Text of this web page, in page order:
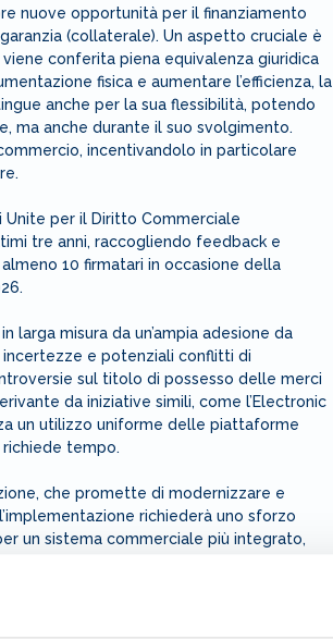
nuove opportunità per il finanziamento
(collaterale). Un aspetto cruciale è
viene conferita piena equivalenza giuridica
fisica e aumentare l’efficienza, la
anche per la sua flessibilità, potendo
ma anche durante il suo svolgimento.
incentivandolo in particolare
Unite per il Diritto Commerciale
tre anni, raccogliendo feedback e
10 firmatari in occasione della
larga misura da un’ampia adesione da
e potenziali conflitti di
sul titolo di possesso delle merci
da iniziative simili, come l’Electronic
un utilizzo uniforme delle piattaforme
tempo.
che promette di modernizzare e
richiederà uno sforzo
un sistema commerciale più integrato,
offerte dalla tecnologia digitale.